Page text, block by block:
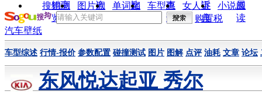
销商
询
比
惠
诉
展
搜狗浏
览器
图片欣
赏
单词翻
车型查
询
女人宝
典
小说阅
读
购置税
汽车壁纸
车型综述 行情-报价 参数配置 碰撞测试 图片 图解 点评 油耗 文章 论坛
东风悦达起亚 秀尔